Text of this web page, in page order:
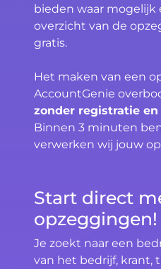
bieden waar mogelijk
overzicht van de
gratis.
Het maken van een
AccountGenie
zonder registratie
Binnen 3 minuten
verwerken wij jouw
Start direct
opzeggingen!
Je zoekt naar een
van het bedrijf, krant,